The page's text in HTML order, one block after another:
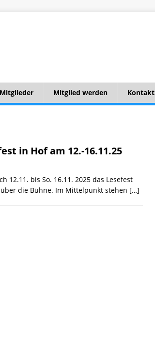
Mitglieder Mitglied werden Kontakt
in Hof am 12.-16.11.25
12.11. bis So. 16.11. 2025 das Lesefest
über die Bühne. Im Mittelpunkt stehen […]